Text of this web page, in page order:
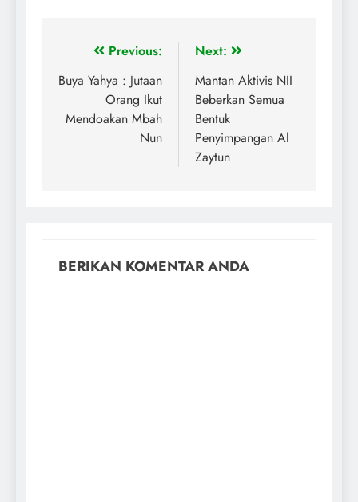
Previous:
Buya Yahya : Jutaan
Orang Ikut
Mendoakan Mbah
Nun
Next:
Mantan Aktivis NII
Beberkan Semua
Bentuk
Penyimpangan Al
Zaytun
BERIKAN KOMENTAR ANDA